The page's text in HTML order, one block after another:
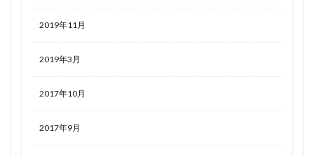
2019年11月
2019年3月
2017年10月
2017年9月